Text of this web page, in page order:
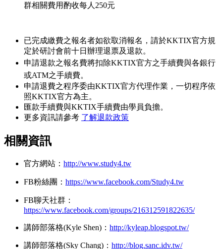
群相關費用酌收每人250元
已完成繳費之報名者如欲取消報名，請於KKTIX官方規
定於研討會前十日辦理退票及退款。
申請退款之報名費將扣除KKTIX官方之手續費與各銀行
或ATM之手續費。
申請退費之程序委由KKTIX官方代理作業，一切程序依
照KKTIX官方為主。
匯款手續費與KKTIX手續費由學員負擔。
更多資訊請參考 了解退款政策
相 關資訊
官方網站： http://www.study4.tw
FB粉絲團： https://www.facebook.com/Study4.tw
FB聊天社群：
https://www.facebook.com/groups/216312591822635/
講師部落格(Kyle Shen)： http://kyleap.blogspot.tw/
講師部落格(Sky Chang)： http://blog.sanc.idv.tw/